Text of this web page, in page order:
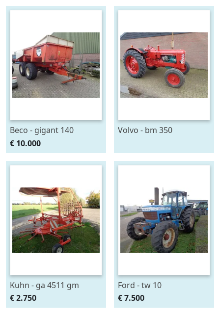
Beco - gigant 140
€ 10.000
Volvo - bm 350
Kuhn - ga 4511 gm
€ 2.750
Ford - tw 10
€ 7.500